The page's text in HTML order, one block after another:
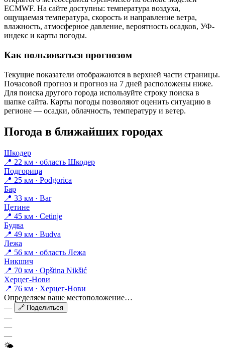
ECMWF. На сайте доступны: температура воздуха,
ощущаемая температура, скорость и направление ветра,
влажность, атмосферное давление, вероятность осадков, УФ-
индекс и карты погоды.
Как пользоваться прогнозом
Текущие показатели отображаются в верхней части страницы.
Почасовой прогноз и прогноз на 7 дней расположены ниже.
Для поиска другого города используйте строку поиска в
шапке сайта. Карты погоды позволяют оценить ситуацию в
регионе — осадки, облачность, температуру и ветер.
Погода в ближайших городах
Шкодер
📍 22 км · область Шкодер
Подгорица
📍 25 км · Podgorica
Бар
📍 33 км · Bar
Цетине
📍 45 км · Cetinje
Будва
📍 49 км · Budva
Лежа
📍 56 км · область Лежа
Никшич
📍 70 км · Opština Nikšić
Херцег-Нови
📍 76 км · Херцег-Нови
Определяем ваше местоположение…
—
🔗 Поделиться
—
—
—
🌤